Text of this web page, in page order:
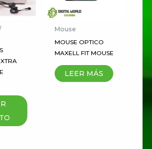
electrónico *
mi nombre, correo
y sitio web en este
para la próxima vez
un comentario.
Mouse
MOUSE OPTICO
MAXELL FIT MOUSE
LEER MÁS